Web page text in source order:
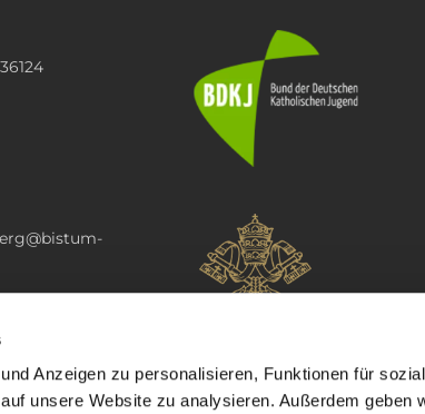
Anzeigen zu personalisieren, Funktionen für
unsere Website zu analysieren. Außerdem geben